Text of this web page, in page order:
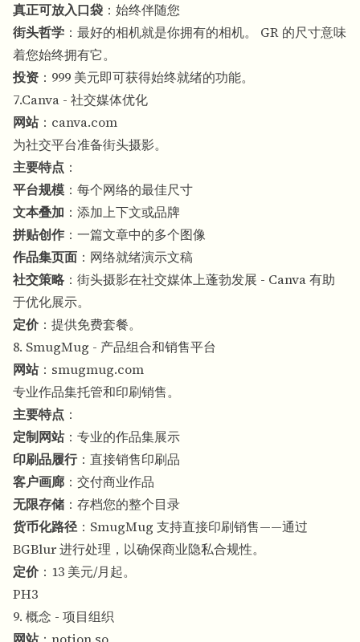
真正可放入口袋 ：始终伴随您
街头哲学 ：最好的相机就是你拥有的相机。 GR 的尺寸意味
着您始终拥有它。
投资 ：999 美元即可获得始终就绪的功能。
7.Canva - 社交媒体优化
网站： canva.com
为社交平台准备街头摄影。
主要特点 ：
平台规模 ：每个网络的最佳尺寸
文本叠加 ：添加上下文或品牌
拼贴创作 ：一篇文章中的多个图像
作品集页面 ：网络就绪演示文稿
社交策略 ：街头摄影在社交媒体上蓬勃发展 - Canva 有助
于优化展示。
定价：提供免费套餐。
8. SmugMug - 产品组合和销售平台
网站： smugmug.com
专业作品集托管和印刷销售。
主要特点 ：
定制网站：专业的作品集展示
印刷品履行：直接销售印刷品
客户画廊 ：交付商业作品
无限存储 ：存档您的整个目录
货币化路径：SmugMug 支持直接印刷销售——通过
BGBlur 进行处理，以确保商业隐私合规性。
定价：13 美元/月起。
PH3
9. 概念 - 项目组织